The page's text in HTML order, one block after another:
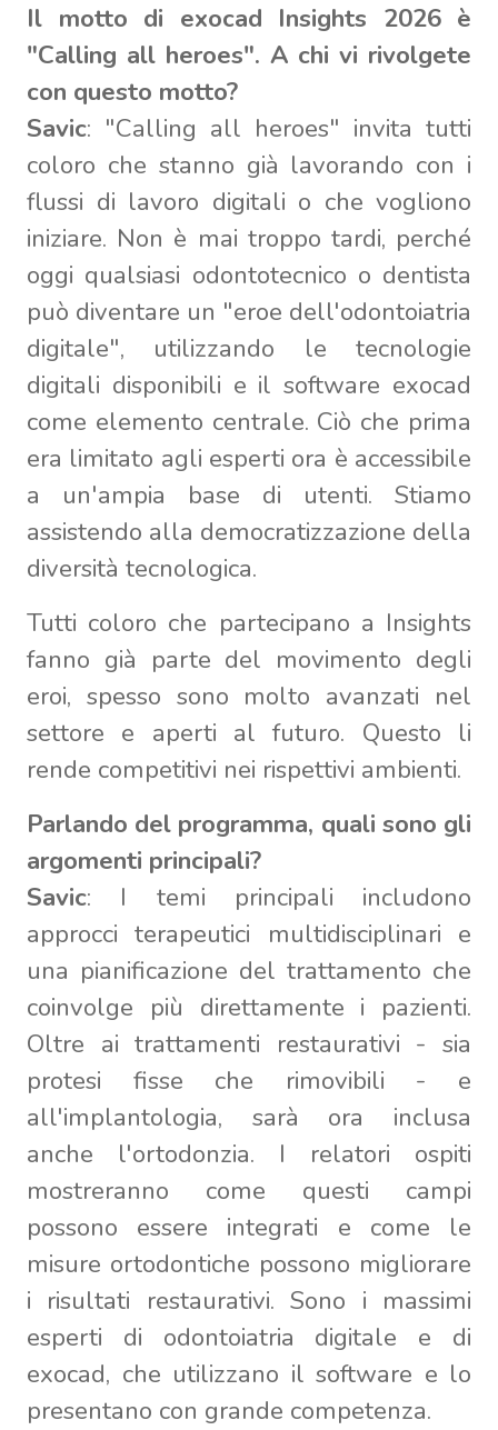
Il motto di exocad Insights 2026 è
"Calling all heroes". A chi vi rivolgete
con questo motto?
Savic: "Calling all heroes" invita tutti
coloro che stanno già lavorando con i
flussi di lavoro digitali o che vogliono
iniziare. Non è mai troppo tardi, perché
oggi qualsiasi odontotecnico o dentista
può diventare un "eroe dell'odontoiatria
digitale", utilizzando le tecnologie
digitali disponibili e il software exocad
come elemento centrale. Ciò che prima
era limitato agli esperti ora è accessibile
a un'ampia base di utenti. Stiamo
assistendo alla democratizzazione della
diversità tecnologica.
Tutti coloro che partecipano a Insights
fanno già parte del movimento degli
eroi, spesso sono molto avanzati nel
settore e aperti al futuro. Questo li
rende competitivi nei rispettivi ambienti.
Parlando del programma, quali sono gli
argomenti principali?
Savic: I temi principali includono
approcci terapeutici multidisciplinari e
una pianificazione del trattamento che
coinvolge più direttamente i pazienti.
Oltre ai trattamenti restaurativi - sia
protesi fisse che rimovibili - e
all'implantologia, sarà ora inclusa
anche l'ortodonzia. I relatori ospiti
mostreranno come questi campi
possono essere integrati e come le
misure ortodontiche possono migliorare
i risultati restaurativi. Sono i massimi
esperti di odontoiatria digitale e di
exocad, che utilizzano il software e lo
presentano con grande competenza.